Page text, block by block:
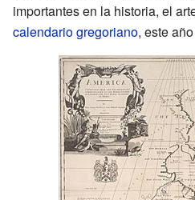
importantes en la historia, el
calendario gregoriano, este